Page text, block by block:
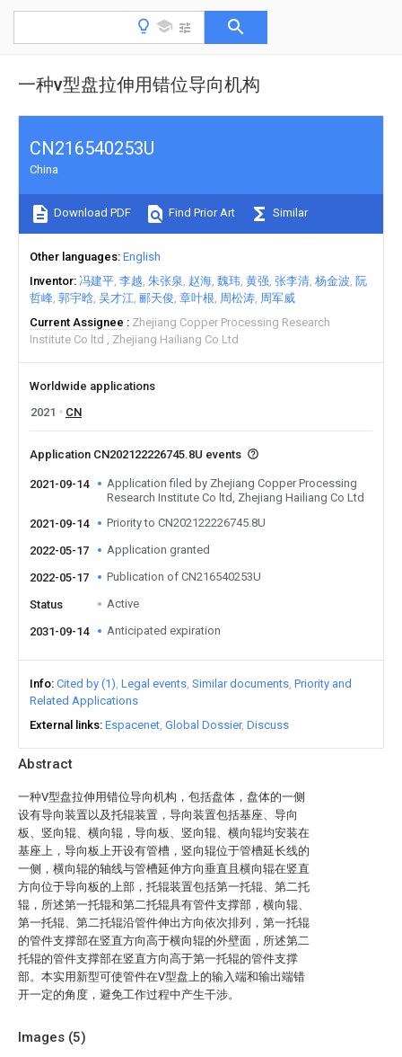
一种v型盘拉伸用错位导向机构
Abstract
一种V型盘拉伸用错位导向机构，包括盘体，盘体的一侧
设有导向装置以及托辊装置，导向装置包括基座、导向
板、竖向辊、横向辊，导向板、竖向辊、横向辊均安装在
基座上，导向板上开设有管槽，竖向辊位于管槽延长线的
一侧，横向辊的轴线与管槽延伸方向垂直且横向辊在竖直
方向位于导向板的上部，托辊装置包括第一托辊、第二托
辊，所述第一托辊和第二托辊具有管件支撑部，横向辊、
第一托辊、第二托辊沿管件伸出方向依次排列，第一托辊
的管件支撑部在竖直方向高于横向辊的外壁面，所述第二
托辊的管件支撑部在竖直方向高于第一托辊的管件支撑
部。本实用新型可使管件在V型盘上的输入端和输出端错
开一定的角度，避免工作过程中产生干涉。
Images (5)
CN216540253U
China
Download PDF Find Prior Art Similar
Other languages English
Inventor 冯建平 李越 朱张泉 赵海 魏玮 黄强 张李清 杨金波 阮
哲峰 郭宇晗 吴才江 郦天俊 章叶根 周松涛 周军威
Current Assignee
Zhejiang Copper Processing Research
Institute Co ltd
Zhejiang Hailiang Co Ltd
Worldwide applications
2021
CN
Application CN202122226745.8U events
2021-09-14
Application filed by Zhejiang Copper Processing
Research Institute Co ltd, Zhejiang Hailiang Co Ltd
2021-09-14
Priority to CN202122226745.8U
2022-05-17 Application granted
2022-05-17 Publication of CN216540253U
Status Active
2031-09-14 Anticipated expiration
Info Cited by (1) Legal events Similar documents Priority and
Related Applications
External links Espacenet Global Dossier Discuss